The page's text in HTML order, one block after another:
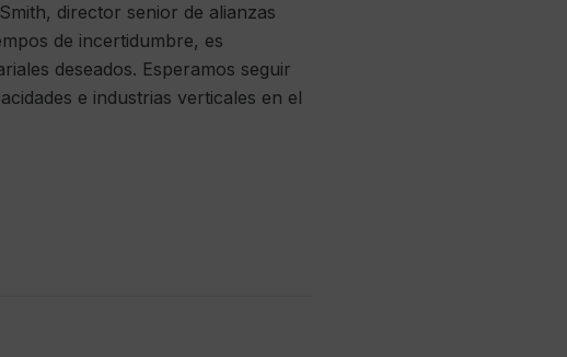
director senior de alianzas
de incertidumbre, es
deseados. Esperamos seguir
e industrias verticales en el